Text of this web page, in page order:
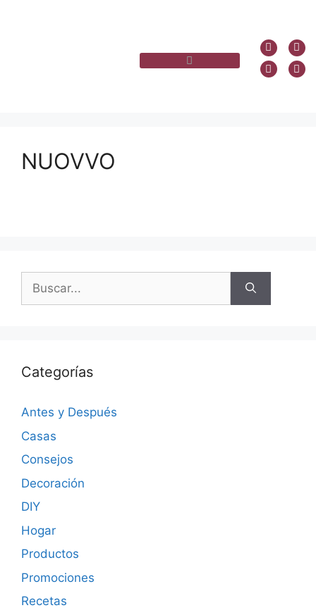
NUOVVO
Categorías
Antes y Después
Casas
Consejos
Decoración
DIY
Hogar
Productos
Promociones
Recetas